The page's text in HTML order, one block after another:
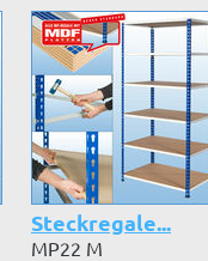
Steckregale...
MP22 M